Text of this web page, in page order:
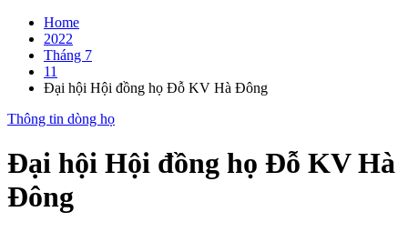
Home
2022
Tháng 7
11
Đại hội Hội đồng họ Đỗ KV Hà Đông
Thông tin dòng họ
Đại hội Hội đồng họ Đỗ KV Hà
Đông